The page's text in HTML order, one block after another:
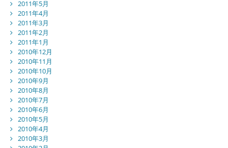
2011年5月
2011年4月
2011年3月
2011年2月
2011年1月
2010年12月
2010年11月
2010年10月
2010年9月
2010年8月
2010年7月
2010年6月
2010年5月
2010年4月
2010年3月